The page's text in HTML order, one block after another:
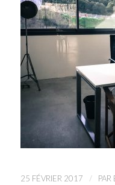
25 FÉVRIER 2017 / PAR